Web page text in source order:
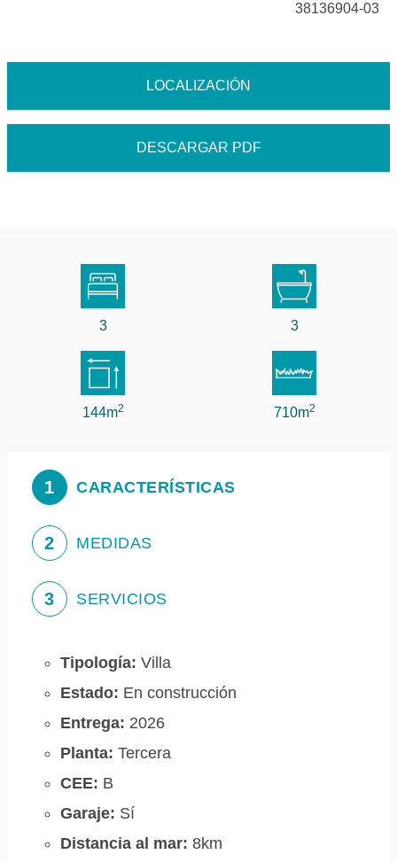
38136904-03
LOCALIZACIÓN
DESCARGAR PDF
3 3
144m2 710m2
1 CARACTERÍSTICAS
2 MEDIDAS
3 SERVICIOS
Tipología: Villa
Estado: En construcción
Entrega: 2026
Planta: Tercera
CEE: B
Garaje: Sí
Distancia al mar: 8km